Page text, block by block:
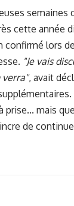
semaines
cette année
confirmé lors
"Je vais
verra", avait
prise... mais
de